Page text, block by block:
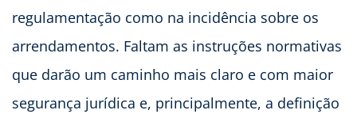
regulamentação como na incidência sobre os
arrendamentos. Faltam as instruções normativas
que darão um caminho mais claro e com maior
segurança jurídica e, principalmente, a definição